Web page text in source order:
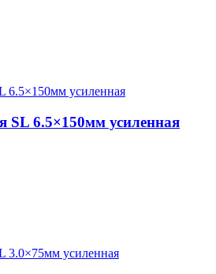
SL 6.5×150мм усиленная